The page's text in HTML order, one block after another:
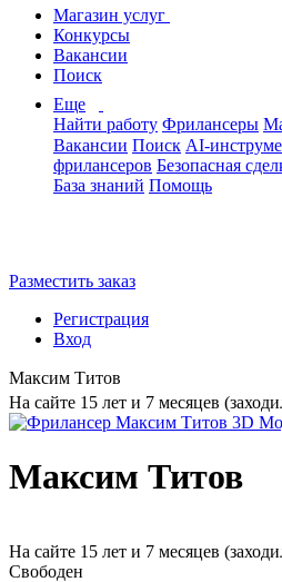
Магазин услуг
Конкурсы
Вакансии
Поиск
Еще
Найти работу Фрилансеры
Вакансии Поиск AI-
фрилансеров Безопасная
База знаний Помощь
Разместить заказ
Регистрация
Вход
Максим Титов
На сайте 15 лет и 7 месяцев
Максим Титов
На сайте 15 лет и 7 месяцев
Свободен